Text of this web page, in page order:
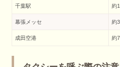
千葉駅 約
幕張メッセ 約
成田空港 約